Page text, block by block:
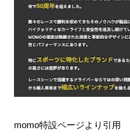
momo特設ページより引用